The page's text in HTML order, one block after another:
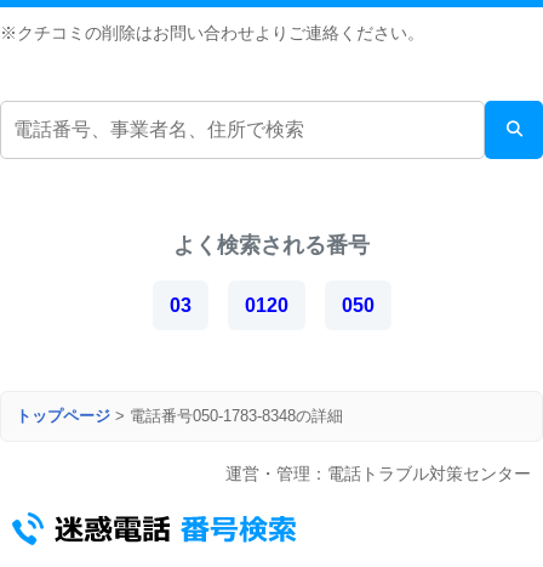
※クチコミの削除はお問い合わせよりご連絡ください。
よく検索される番号
03 0120 050
トップページ > 電話番号050-1783-8348の詳細
運営・管理：電話トラブル対策センター